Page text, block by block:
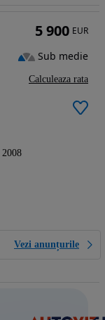
2008
Vezi anunțurile
5 900 EUR
Sub medie
Calculeaza rata